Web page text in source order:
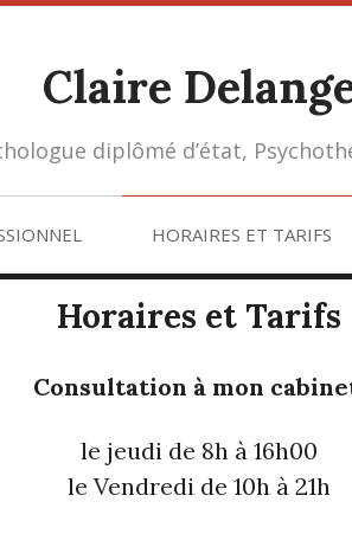
Claire
diplômé d’état,
HORAIRES ET TARIFS
Horaires et Tarifs
Consultation à mon
le jeudi de 8h à 16h00
le Vendredi de 10h à 21h